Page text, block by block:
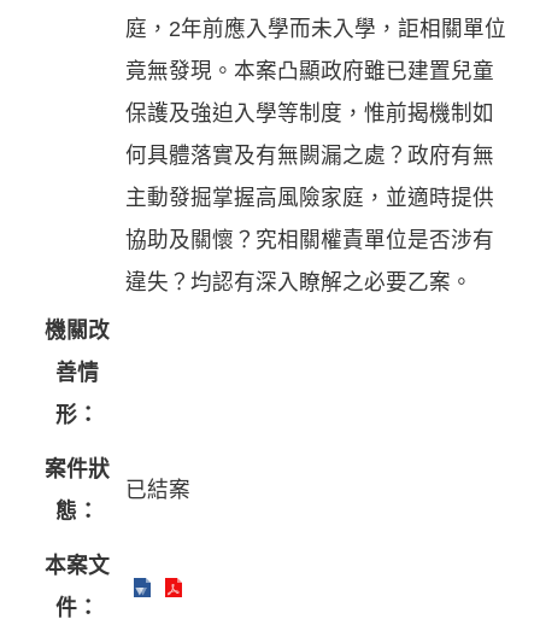
庭，2年前應入學而未入學，詎相關單位
竟無發現。本案凸顯政府雖已建置兒童
保護及強迫入學等制度，惟前揭機制如
何具體落實及有無闕漏之處？政府有無
主動發掘掌握高風險家庭，並適時提供
協助及關懷？究相關權責單位是否涉有
違失？均認有深入瞭解之必要乙案。
機關改
善情
形：
案件狀
態：
已結案
本案文
件：